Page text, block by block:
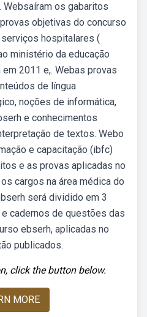
os gabaritos
objetivas do concurso
hospitalares (
ministério da educação
2011 e,. Webas provas
de língua
noções de informática,
e conhecimentos
de textos. Webo
e capacitação (ibfc)
e as provas aplicadas no
cargos na área médica do
será dividido em 3
cadernos de questões das
ebserh, aplicadas no
publicados.
click the button below.
MORE